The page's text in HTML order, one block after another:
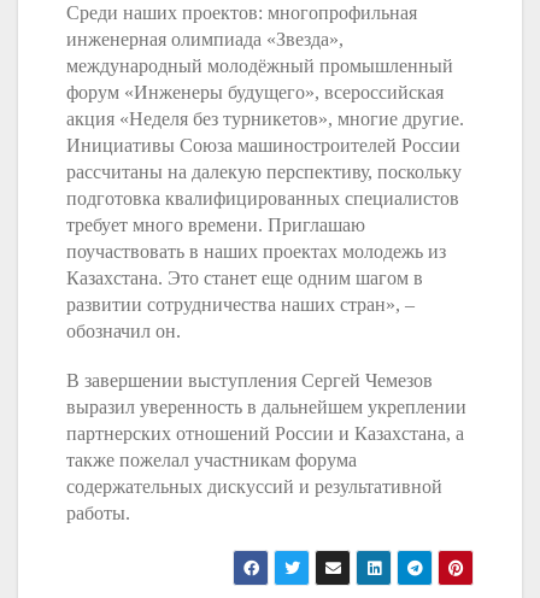
Среди наших проектов: многопрофильная
инженерная олимпиада «Звезда»,
международный молодёжный промышленный
форум «Инженеры будущего», всероссийская
акция «Неделя без турникетов», многие другие.
Инициативы Союза машиностроителей России
рассчитаны на далекую перспективу, поскольку
подготовка квалифицированных специалистов
требует много времени. Приглашаю
поучаствовать в наших проектах молодежь из
Казахстана. Это станет еще одним шагом в
развитии сотрудничества наших стран», –
обозначил он.
В завершении выступления Сергей Чемезов
выразил уверенность в дальнейшем укреплении
партнерских отношений России и Казахстана, а
также пожелал участникам форума
содержательных дискуссий и результативной
работы.